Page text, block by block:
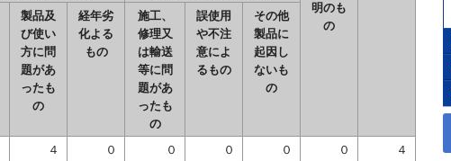
明のも
の
製品及
び使い
方に問
題があ
ったも
の
経年劣
化よる
もの
施工、
修理又
は輸送
等に問
題があ
ったも
の
誤使用
や不注
意によ
るもの
その他
製品に
起因し
ないも
の
４ ０ ０ ０ ０ ０ ４